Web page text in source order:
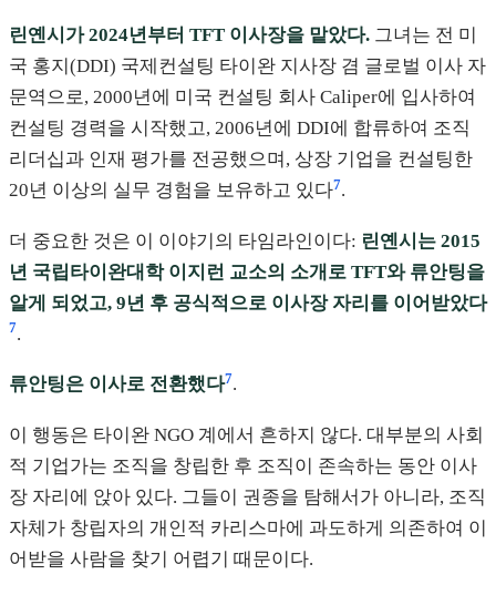
린옌시가 2024년부터 TFT 이사장을 맡았다. 그녀는 전 미
국 홍지(DDI) 국제컨설팅 타이완 지사장 겸 글로벌 이사 자
문역으로, 2000년에 미국 컨설팅 회사 Caliper에 입사하여
컨설팅 경력을 시작했고, 2006년에 DDI에 합류하여 조직
리더십과 인재 평가를 전공했으며, 상장 기업을 컨설팅한
20년 이상의 실무 경험을 보유하고 있다7.
더 중요한 것은 이 이야기의 타임라인이다: 린옌시는 2015
년 국립타이완대학 이지런 교소의 소개로 TFT와 류안팅을
알게 되었고, 9년 후 공식적으로 이사장 자리를 이어받았다
7.
류안팅은 이사로 전환했다7.
이 행동은 타이완 NGO 계에서 흔하지 않다. 대부분의 사회
적 기업가는 조직을 창립한 후 조직이 존속하는 동안 이사
장 자리에 앉아 있다. 그들이 권종을 탐해서가 아니라, 조직
자체가 창립자의 개인적 카리스마에 과도하게 의존하여 이
어받을 사람을 찾기 어렵기 때문이다.